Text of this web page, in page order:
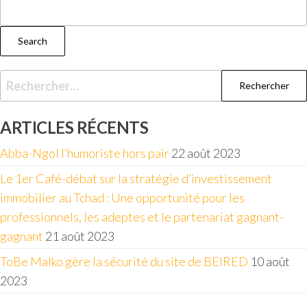
Search
ARTICLES RÉCENTS
Abba-Ngol l’humoriste hors pair22 août 2023
Le 1er Café-débat sur la stratégie d’investissement
immobilier au Tchad : Une opportunité pour les
professionnels, les adeptes et le partenariat gagnant-
gagnant 21 août 2023
ToBe Malko gère la sécurité du site de BEIRED 10 août
2023